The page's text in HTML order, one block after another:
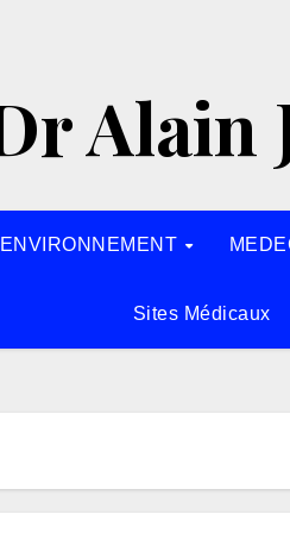
Alain
Sites Médicaux